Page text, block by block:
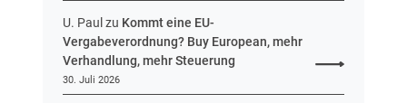
U. Paul zu Kommt eine EU-
Vergabeverordnung? Buy European, mehr
Verhandlung, mehr Steuerung
30. Juli 2026